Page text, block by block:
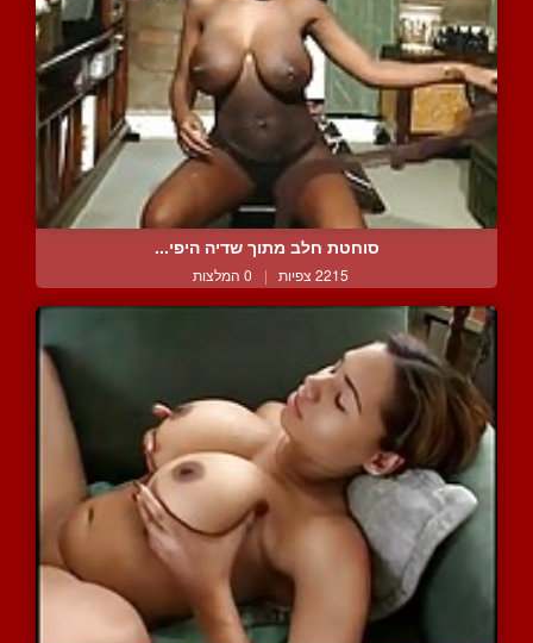
סוחטת חלב מתוך שדיה היפי...
2215 צפיות | 0 המלצות